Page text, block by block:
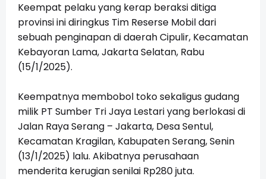
Keempat pelaku yang kerap beraksi ditiga
provinsi ini diringkus Tim Reserse Mobil dari
sebuah penginapan di daerah Cipulir, Kecamatan
Kebayoran Lama, Jakarta Selatan, Rabu
(15/1/2025).
Keempatnya membobol toko sekaligus gudang
milik PT Sumber Tri Jaya Lestari yang berlokasi di
Jalan Raya Serang – Jakarta, Desa Sentul,
Kecamatan Kragilan, Kabupaten Serang, Senin
(13/1/2025) lalu. Akibatnya perusahaan
menderita kerugian senilai Rp280 juta.